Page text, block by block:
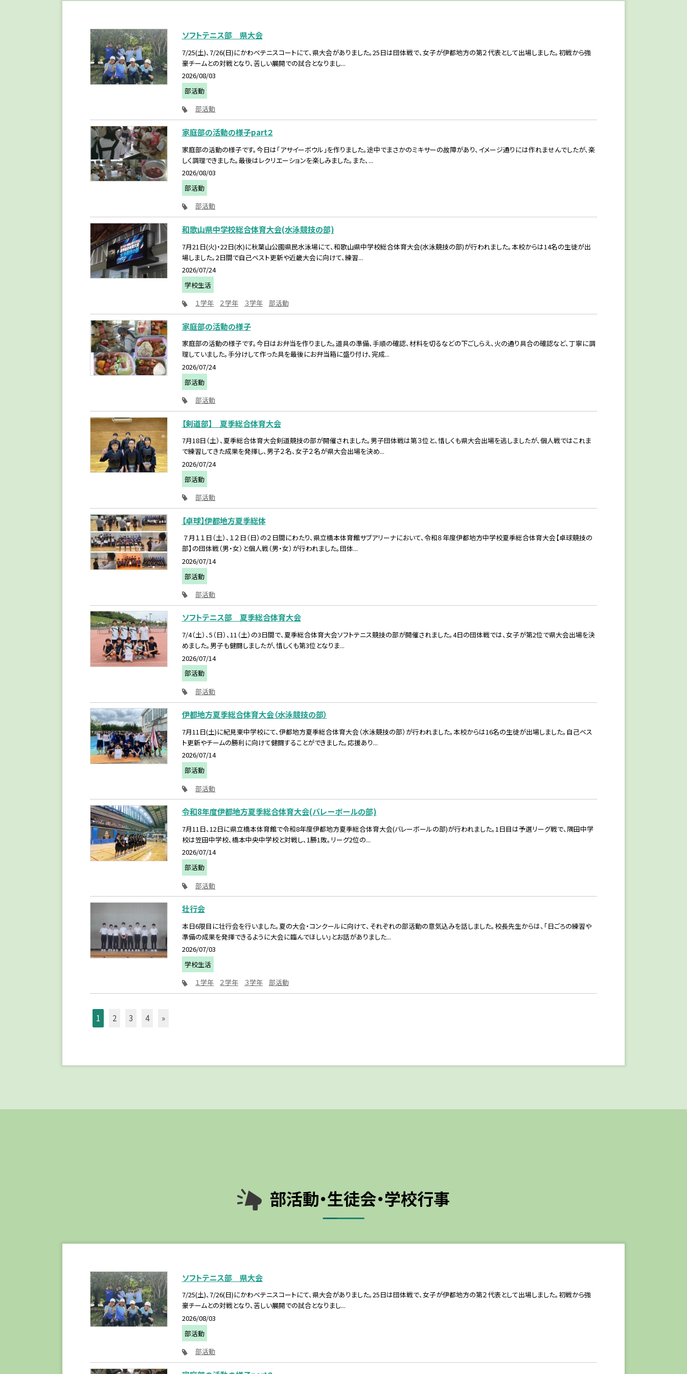
ソフトテニス部 県大会
7/25(土)、7/26(日)にかわべテニスコートにて、県大会がありました。25日は団体戦で、女子が伊都地方の第２代表として出場しました。初戦から強
豪チームとの対戦となり、苦しい展開での試合となりまし...
2026/08/03
部活動
部活動
家庭部の活動の様子part２
家庭部の活動の様子です。今日は「アサイーボウル」を作りました。途中でまさかのミキサーの故障があり、イメージ通りには作れませんでしたが、楽
しく調理できました。最後はレクリエーションを楽しみました。また、...
2026/08/03
部活動
部活動
和歌山県中学校総合体育大会(水泳競技の部)
7月21日(火)・22日(水)に秋葉山公園県民水泳場にて、和歌山県中学校総合体育大会(水泳競技の部)が行われました。本校からは14名の生徒が出
場しました。2日間で自己ベスト更新や近畿大会に向けて、練習...
2026/07/24
学校生活
１学年
２学年 ３学年 部活動
家庭部の活動の様子
家庭部の活動の様子です。今日はお弁当を作りました。道具の準備、手順の確認、材料を切るなどの下ごしらえ、火の通り具合の確認など、丁寧に調
理していました。手分けして作った具を最後にお弁当箱に盛り付け、完成...
2026/07/24
部活動
部活動
【剣道部】 夏季総合体育大会
7月18日（土）、夏季総合体育大会剣道競技の部が開催されました。男子団体戦は第３位と、惜しくも県大会出場を逃しましたが、個人戦ではこれま
で練習してきた成果を発揮し、男子２名、女子２名が県大会出場を決め...
2026/07/24
部活動
部活動
【卓球】伊都地方夏季総体
７月１１日（土）、１２日（日）の２日間にわたり、県立橋本体育館サブアリーナにおいて、令和８年度伊都地方中学校夏季総合体育大会【卓球競技の
部】の団体戦（男・女）と個人戦（男・女）が行われました。団体...
2026/07/14
部活動
部活動
ソフトテニス部 夏季総合体育大会
7/4（土）、5（日）、11（土）の3日間で、夏季総合体育大会ソフトテニス競技の部が開催されました。4日の団体戦では、女子が第2位で県大会出場を決
めました。男子も健闘しましたが、惜しくも第3位となりま...
2026/07/14
部活動
部活動
伊都地方夏季総合体育大会（水泳競技の部）
7月11日(土)に紀見東中学校にて、伊都地方夏季総合体育大会（水泳競技の部）が行われました。本校からは16名の生徒が出場しました。自己ベス
ト更新やチームの勝利に向けて健闘することができました。応援あり...
2026/07/14
部活動
部活動
令和8年度伊都地方夏季総合体育大会(バレーボールの部)
7月11日、12日に県立橋本体育館で令和8年度伊都地方夏季総合体育大会(バレーボールの部)が行われました。1日目は予選リーグ戦で、隅田中学
校は笠田中学校、橋本中央中学校と対戦し、1勝1敗。リーグ2位の...
2026/07/14
部活動
部活動
壮行会
本日6限目に壮行会を行いました。夏の大会・コンクールに向けて、それぞれの部活動の意気込みを話しました。校長先生からは、「日ごろの練習や
準備の成果を発揮できるように大会に臨んでほしい」とお話がありました...
2026/07/03
学校生活
１学年
２学年 ３学年 部活動
1 2 3 4 »
部活動・生徒会・学校行事
ソフトテニス部 県大会
7/25(土)、7/26(日)にかわべテニスコートにて、県大会がありました。25日は団体戦で、女子が伊都地方の第２代表として出場しました。初戦から強
豪チームとの対戦となり、苦しい展開での試合となりまし...
2026/08/03
部活動
部活動